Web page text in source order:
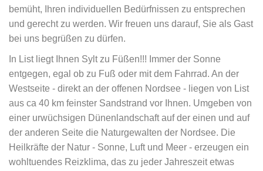
bemüht, Ihren individuellen Bedürfnissen zu entsprechen
und gerecht zu werden. Wir freuen uns darauf, Sie als Gast
bei uns begrüßen zu dürfen.
In List liegt Ihnen Sylt zu Füßen!!! Immer der Sonne
entgegen, egal ob zu Fuß oder mit dem Fahrrad. An der
Westseite - direkt an der offenen Nordsee - liegen von List
aus ca 40 km feinster Sandstrand vor Ihnen. Umgeben von
einer urwüchsigen Dünenlandschaft auf der einen und auf
der anderen Seite die Naturgewalten der Nordsee. Die
Heilkräfte der Natur - Sonne, Luft und Meer - erzeugen ein
wohltuendes Reizklima, das zu jeder Jahreszeit etwas